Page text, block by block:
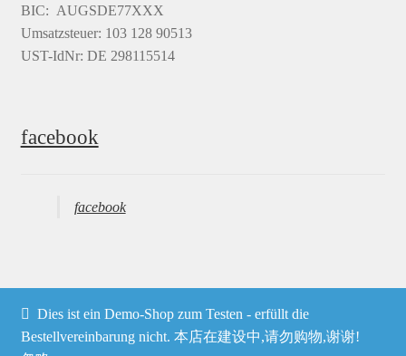
BIC: AUGSDE77XXX
Umsatzsteuer: 103 128 90513
UST-IdNr: DE 298115514
facebook
facebook
© Heima online 2026
Dies ist ein Demo-Shop zum Testen - erfüllt die
Bestellvereinbarung nicht. 本店在建设中,请勿购物,谢谢!